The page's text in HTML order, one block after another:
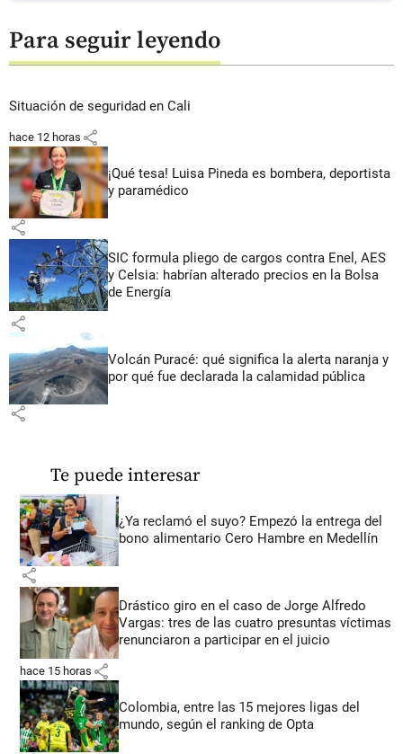
Para seguir leyendo
Situación de seguridad en Cali
hace 12 horas share
¡Qué tesa! Luisa Pineda es bombera, deportista
y paramédico
share
SIC formula pliego de cargos contra Enel, AES
y Celsia: habrían alterado precios en la Bolsa
de Energía
share
Volcán Puracé: qué significa la alerta naranja y
por qué fue declarada la calamidad pública
share
Te puede interesar
¿Ya reclamó el suyo? Empezó la entrega del
bono alimentario Cero Hambre en Medellín
share
Drástico giro en el caso de Jorge Alfredo
Vargas: tres de las cuatro presuntas víctimas
renunciaron a participar en el juicio
hace 15 horas share
Colombia, entre las 15 mejores ligas del
mundo, según el ranking de Opta